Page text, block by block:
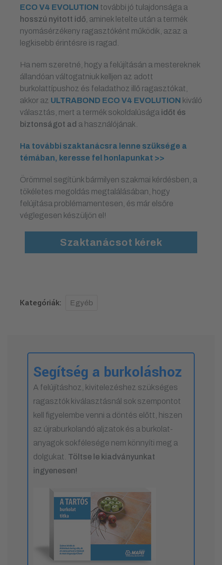
ECO V4 EVOLUTION további jó tulajdonsága a
hosszú nyitott idő , aminek letelte után a termék
nyomásérzékeny ragasztóként működik, azaz a
legkisebb érintésre is ragad.
Ha nem szeretné, hogy a felújításán a mestereknek
állandóan váltogatniuk kelljen az adott
burkolattípushoz és feladathoz illő ragasztókat,
akkor az ULTRABOND ECO V4 EVOLUTION kiváló
választás, mert a termék sokoldalúsága időt és
biztonságot ad a használójának.
Ha további szaktanácsra lenne szüksége a
témában, keresse fel honlapunkat >>
Örömmel segítünk bármilyen szakmai kérdésben, a
tökéletes megoldás megtalálásában, hogy
felújítása problémamentesen, és már elsőre
véglegesen készüljön el!
Szaktanácsot kérek
Kategóriák: Egyéb
Segítség a burkoláshoz
A felújításhoz, kivitelezéshez szükséges
ragasztók kiválasztásnál sok szempontot
kell figyelembe venni a döntés előtt, hiszen
az újraburkolandó aljzatok és a burkolat-
anyagok sokfélesége nem könnyíti meg a
dolgukat. Töltse le kiadványunkat
ingyenesen!